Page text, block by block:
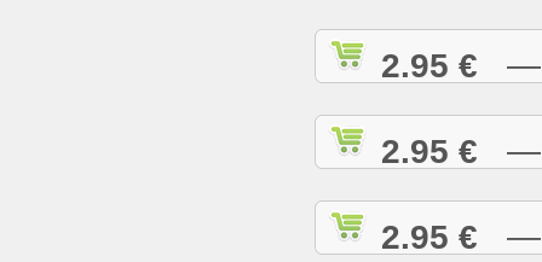
2.95 € —
2.95 € —
2.95 € —